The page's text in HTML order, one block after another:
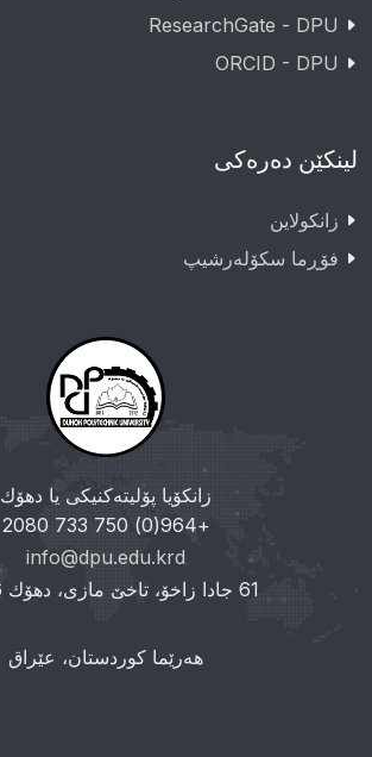
ResearchGate - DPU
ORCID - DPU
لینکێن دەرەکی
زانکولاین
فۆڕما سکۆلەرشیپ
زانکۆیا پۆلیتەکنیکی یا دهۆك
+964(0) 750 733 2080
info@dpu.edu.krd
61 جادا زاخۆ، تاخێ مازی، دهۆك 1006،
هەرێما کوردستان، عێراق